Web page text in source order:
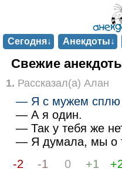
Сегодня↓ Анекдоты↓
Свежие
1. Рассказал(а) Алан
— Я с мужем сплю
— А я один.
— Так у тебя же
— Я думала, мы о
-2
-1 0 +1